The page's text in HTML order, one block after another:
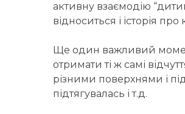
активну взаємодію
відноситься і історія про
Ще один важливий
отримати ті ж самі
різними поверхнями і
підтягувалась і т.д.